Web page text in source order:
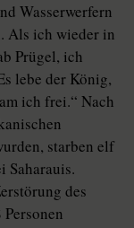
Wasserwerfern
Als ich wieder in
Prügel, ich
lebe der König,
ich frei.“ Nach
starben elf
Saharauis.
des